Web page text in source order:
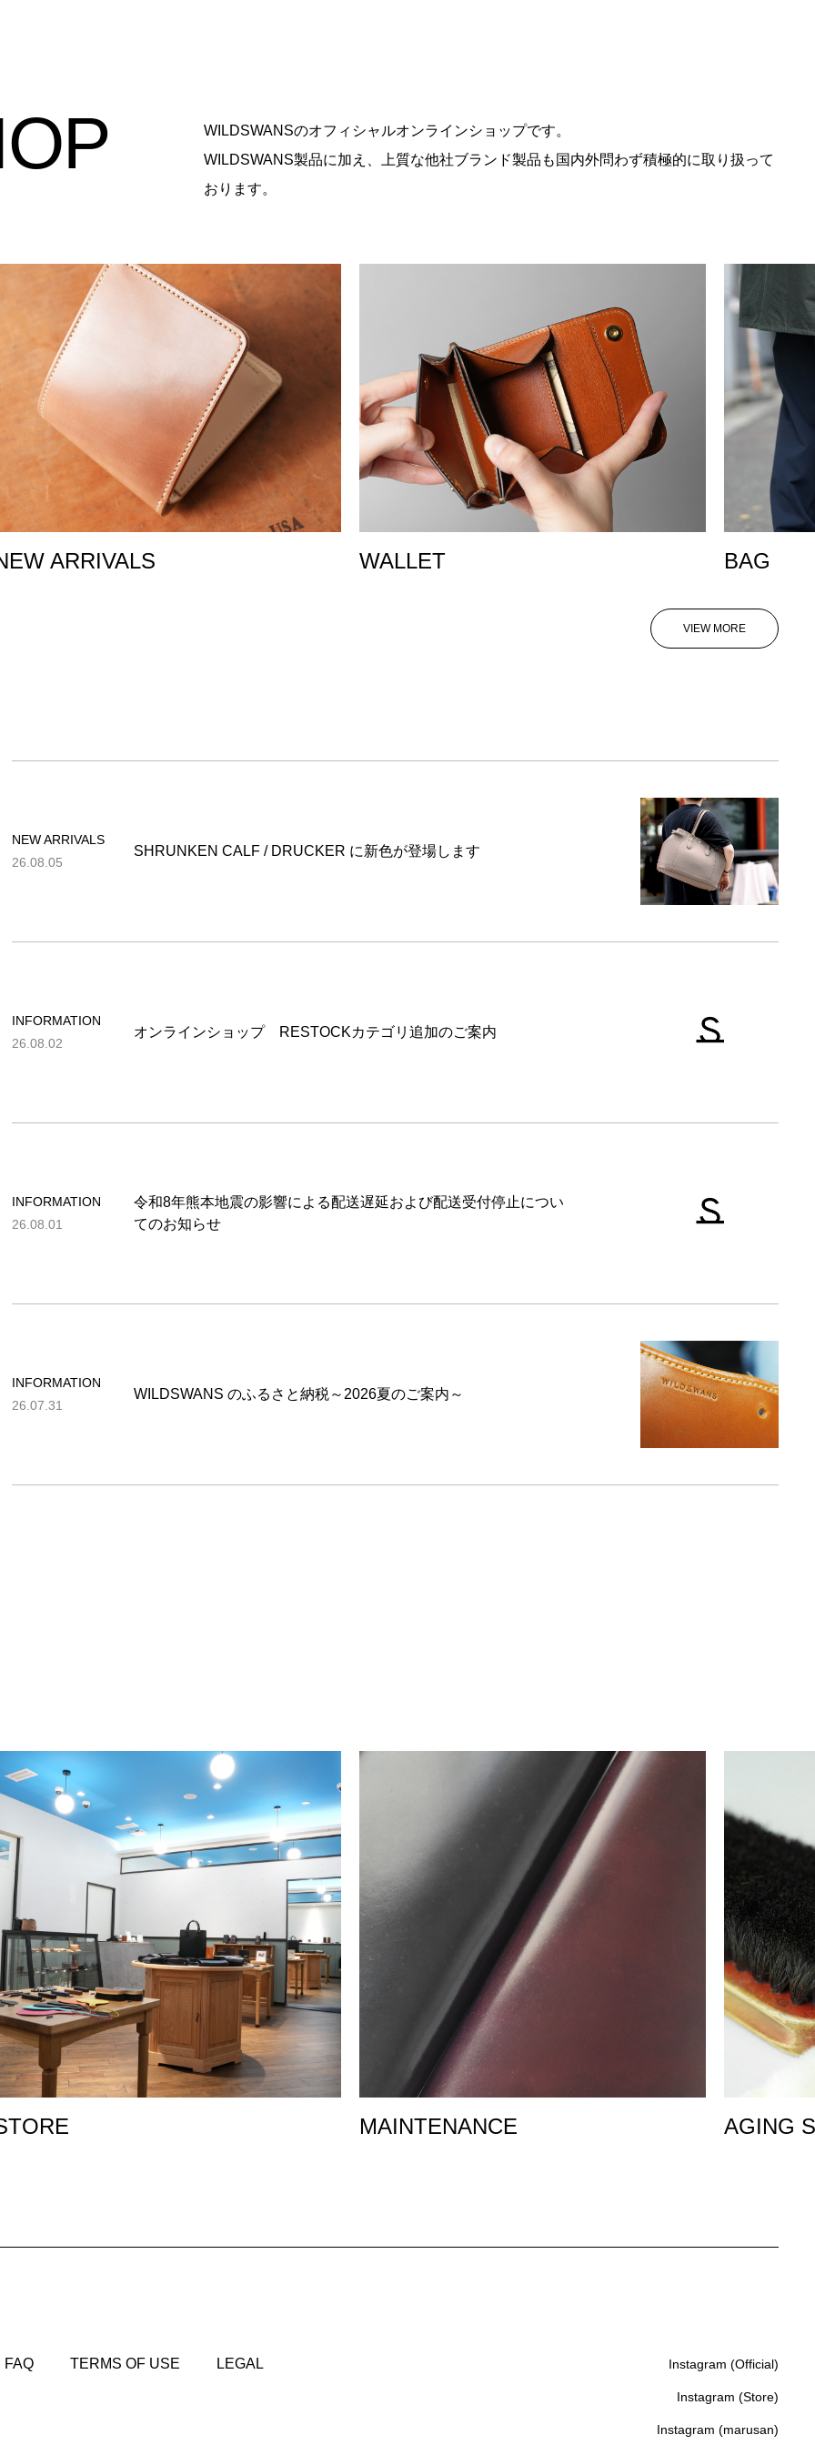
WILDSWANSのオフィシャルオンラインショップです。
WILDSWANS製品に加え、上質な他社ブランド製品も国内外問わず積極的に取り扱って
おります。
ARRIVALS WALLET BAG
VIEW MORE
NEW ARRIVALS
26.08.05
SHRUNKEN CALF / DRUCKER に新色が登場します
INFORMATION
26.08.02
オンラインショップ RESTOCKカテゴリ追加のご案内
INFORMATION
26.08.01
令和8年熊本地震の影響による配送遅延および配送受付停止につい
てのお知らせ
INFORMATION
26.07.31
WILDSWANS のふるさと納税～2026夏のご案内～
MAINTENANCE AGING
FAQ
TERMS OF USE
LEGAL
Instagram (Official)
Instagram (Store)
Instagram (marusan)